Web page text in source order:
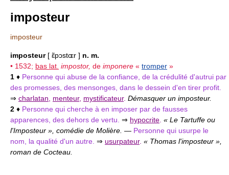
imposteur
imposteur
imposteur[ ɛ̃pɔstɶr ] n. m.
• 1532; bas lat. impostor, de imponere « tromper »
1 ♦ Personne qui abuse de la confiance, de la crédulité d'autrui par
des promesses, des mensonges, dans le dessein d'en tirer profit.
⇒ charlatan menteur, mystificateur. Démasquer un imposteur.
2 ♦ Personne qui cherche à en imposer par de fausses
apparences, des dehors de vertu. ⇒ hypocrite « Le Tartuffe ou
l'Imposteur », comédie de Molière. — Personne qui usurpe le
nom, la qualité d'un autre. ⇒ usurpateur. « Thomas l'imposteur »,
roman de Cocteau.